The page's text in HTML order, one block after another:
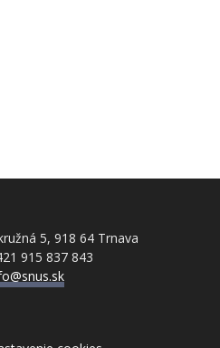
5, 918 64 Trnava
915 837 843